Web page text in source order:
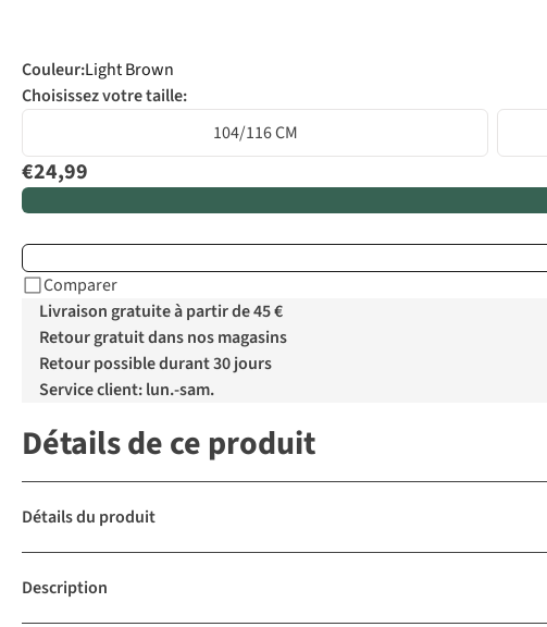
Couleur:Light Brown
Choisissez votre taille:
104/116 CM
€24,99
Comparer
Livraison gratuite à partir de 45 €
Retour gratuit dans nos magasins
Retour possible durant 30 jours
Service client: lun.-sam.
Détails de ce produit
Détails du produit
Description